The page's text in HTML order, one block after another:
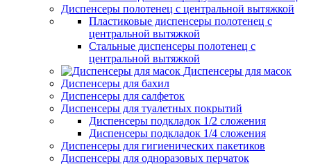
Диспенсеры полотенец с центральной вытяжкой
Пластиковые диспенсеры полотенец с
центральной вытяжкой
Стальные диспенсеры полотенец с
центральной вытяжкой
Диспенсеры для масок
Диспенсеры для бахил
Диспенсеры для салфеток
Диспенсеры для туалетных покрытий
Диспенсеры подкладок 1/2 сложения
Диспенсеры подкладок 1/4 сложения
Диспенсеры для гигиенических пакетиков
Диспенсеры для одноразовых перчаток